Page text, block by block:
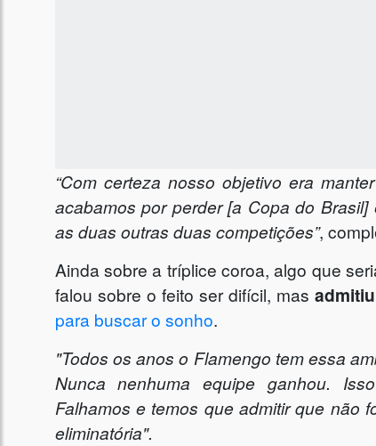
“Com certeza nosso objetivo era
acabamos por perder [a Copa do
as duas outras duas competições”,
Ainda sobre a tríplice coroa, algo que
falou sobre o feito ser difícil, mas
para buscar o sonho.
"Todos os anos o Flamengo tem essa
Nunca nenhuma equipe ganhou.
Falhamos e temos que admitir que não
eliminatória".